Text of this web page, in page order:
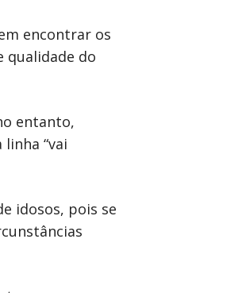
encontrar os
qualidade do
entanto,
“vai
idosos, pois se